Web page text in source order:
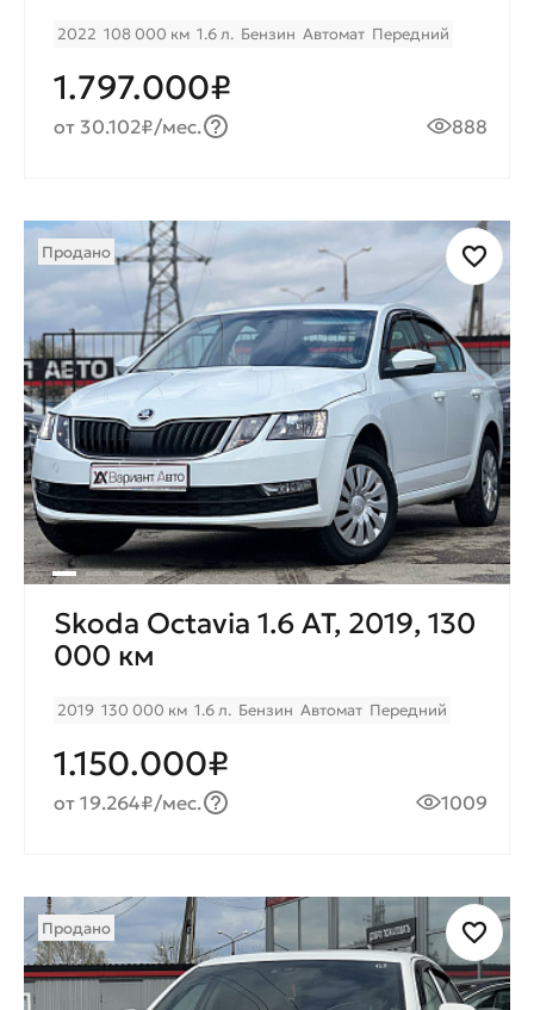
2022 108 000 км 1.6 л. Бензин Автомат Передний
1.797.000₽
от 30.102₽/мес. 888
Продано
Skoda Octavia 1.6 AT, 2019, 130
000 км
2019 130 000 км 1.6 л. Бензин Автомат Передний
1.150.000₽
от 19.264₽/мес. 1009
Продано